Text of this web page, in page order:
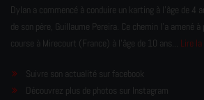
Dylan a commencé à conduire un karting à l’âge de 4
de son père, Guillaume Pereira. Ce chemin l'a amené
course à Mirecourt (France) à l'âge de 10 ans... Lire
Suivre son actualité sur facebook
Découvrez plus de photos sur Instagram